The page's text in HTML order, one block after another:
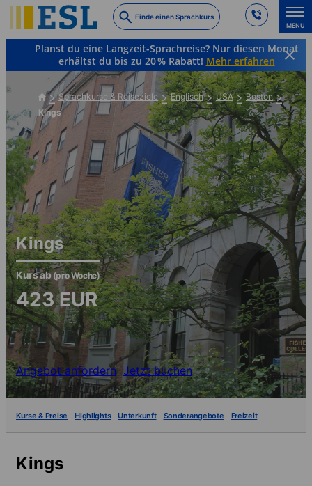
to
main
content
Finde einen Sprachkurs
MENU
Planst du eine Langzeit-Sprachreise? Nur diesen Monat
erhältst du bis zu 20 % Rabatt! Mehr erfahren
Sprachkurse & Reiseziele Englisch USA
Boston
Kings
Kings
Kurs ab (pro Woche)
423EUR
Angebot anfordern Jetzt buchen
Kurse & Preise Highlights Unterkunft Sonderangebote Freizeit
Kings